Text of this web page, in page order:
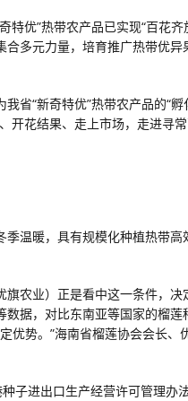
特优”热带农产品已实现“百花
多元力量，培育推广热带优
省“新奇特优”热带农产品的“孵
开花结果、走上市场，走进寻常
温暖，具有规模化种植热带
农业）正是看中这一条件，决
据，对比东南亚等国家的榴
优势。”海南省榴莲协会会长、
子进出口生产经营许可管理办